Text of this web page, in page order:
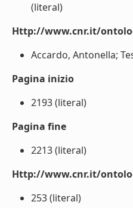
(literal)
Http://www.cnr.it/
Accardo, Antonella;
Pagina inizio
2193 (literal)
Pagina fine
2213 (literal)
Http://www.cnr.it/
253 (literal)